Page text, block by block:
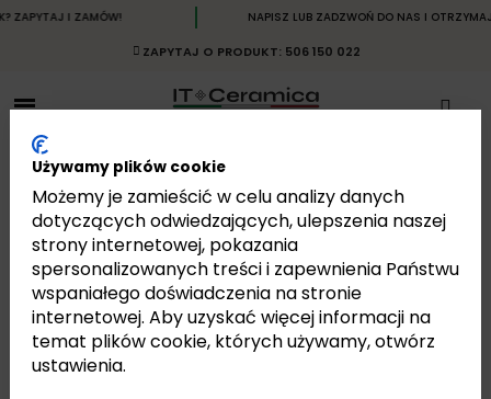
I ZAMÓW! NAPISZ LUB ZADZWOŃ DO NAS I OTRZYMAJ
ZAPYTAJ O PRODUKT: 506 150 022
PŁYTKI WIELKOFORMATOWE
Strona główna Płytki Rodzaje Płytek Płytki Wielkoformatowe
Używamy plików cookie
Możemy je zamieścić w celu analizy danych
dotyczących odwiedzających, ulepszenia naszej
strony internetowej, pokazania
spersonalizowanych treści i zapewnienia Państwu
wspaniałego doświadczenia na stronie
internetowej. Aby uzyskać więcej informacji na
temat plików cookie, których używamy, otwórz
ustawienia.